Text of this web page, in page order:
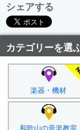
シェアする
カテゴリーを選
楽器・機材
和歌山の音楽教室